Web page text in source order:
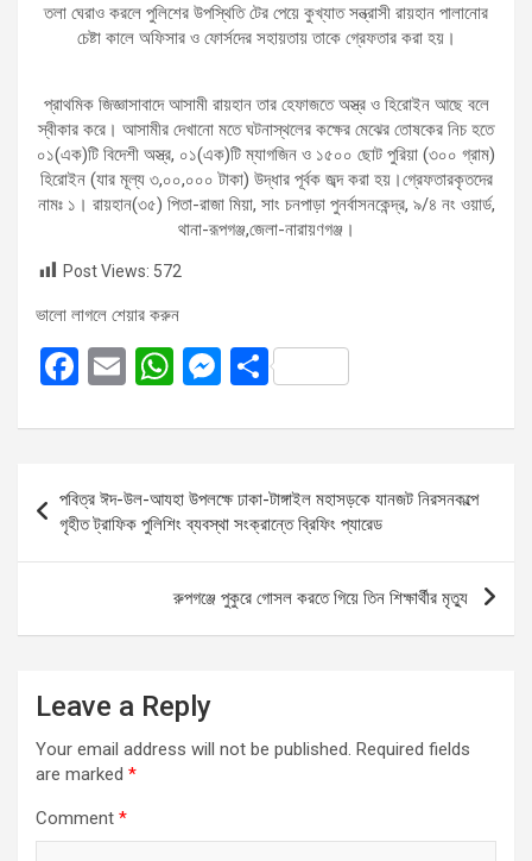
তলা ঘেরাও করলে পুলিশের উপস্থিতি টের পেয়ে কুখ্যাত সন্ত্রাসী রায়হান পালানোর
চেষ্টা কালে অফিসার ও ফোর্সদের সহায়তায় তাকে গ্রেফতার করা হয়।
প্রাথমিক জিজ্ঞাসাবাদে আসামী রায়হান তার হেফাজতে অস্ত্র ও হিরোইন আছে বলে
স্বীকার করে। আসামীর দেখানো মতে ঘটনাস্থলের কক্ষের মেঝের তোষকের নিচ হতে
০১(এক)টি বিদেশী অস্ত্র, ০১(এক)টি ম্যাগজিন ও ১৫০০ ছোট পুরিয়া (৩০০ গ্রাম)
হিরোইন (যার মূল্য ৩,০০,০০০ টাকা) উদ্ধার পূর্বক জব্দ করা হয়।গ্রেফতারকৃতদের
নামঃ ১। রায়হান(৩৫) পিতা-রাজা মিয়া, সাং চনপাড়া পুনর্বাসনকেন্দ্র, ৯/৪ নং ওয়ার্ড,
থানা-রূপগঞ্জ,জেলা-নারায়ণগঞ্জ।
Post Views: 572
ভালো লাগলে শেয়ার করুন
F
ce
o
o
E
ail
W
at
s
A
p
p
M
se
g
er
S
ar
e
navigation
পবিত্র ঈদ-উল-আযহা উপলক্ষে ঢাকা-টাঙ্গাইল মহাসড়কে যানজট নিরসনকল্পে
গৃহীত ট্রাফিক পুলিশিং ব্যবস্থা সংক্রান্তে ব্রিফিং প্যারেড
রুপগঞ্জে পুকুরে গোসল করতে গিয়ে তিন শিক্ষার্থীর মৃত্যু
Leave a Reply
Your email address will not be published. Required fields
are marked *
Comment *